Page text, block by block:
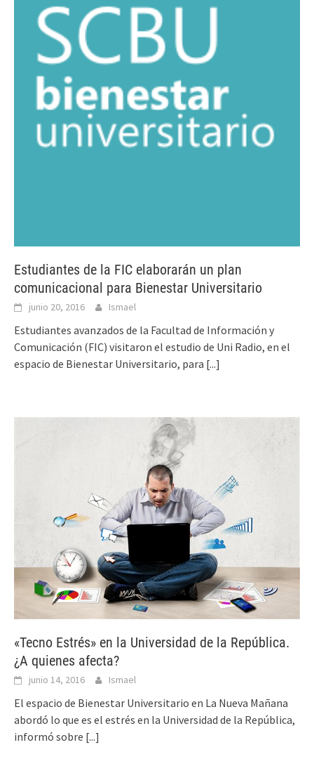
Estudiantes de la FIC elaborarán un plan
comunicacional para Bienestar Universitario
junio 20, 2016 Ismael
Estudiantes avanzados de la Facultad de Información y
Comunicación (FIC) visitaron el estudio de Uni Radio, en el
espacio de Bienestar Universitario, para [...]
«Tecno Estrés» en la Universidad de la República.
¿A quienes afecta?
junio 14, 2016 Ismael
El espacio de Bienestar Universitario en La Nueva Mañana
abordó lo que es el estrés en la Universidad de la República,
informó sobre [...]